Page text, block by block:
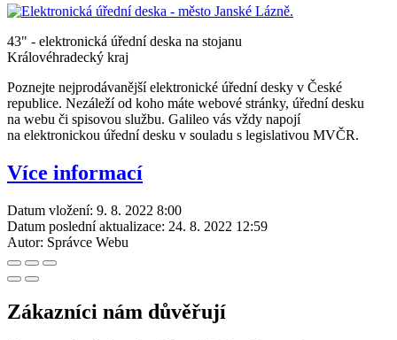
43" - elektronická úřední deska na stojanu
Královéhradecký kraj
Poznejte nejprodávanější elektronické úřední desky v České
republice. Nezáleží od koho máte webové stránky, úřední desku
na webu či spisovou službu. Galileo vás vždy napojí
na elektronickou úřední desku v souladu s legislativou MVČR.
Více informací
Datum vložení: 9. 8. 2022 8:00
Datum poslední aktualizace: 24. 8. 2022 12:59
Autor: Správce Webu
Zákazníci nám důvěřují